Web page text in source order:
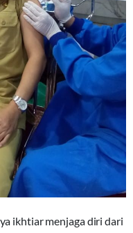
ikhtiar menjaga diri dari